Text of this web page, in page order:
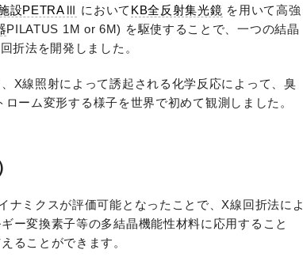
設PETRAⅢ において KB全反射集光鏡 を用いて高強
PILATUS 1M or 6M) を駆使することで、一つの結晶
折法を開発しました。
X線照射によって誘起される化学反応によって、臭
ーム変形する様子を世界で初めて観測しました。
ミクスが評価可能となったことで、X線回折法によ
ー変換素子等の多結晶機能性材料に応用すること
ることができます。